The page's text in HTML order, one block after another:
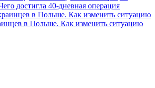
достигла 40-дневная операция
в Польше. Как изменить ситуацию